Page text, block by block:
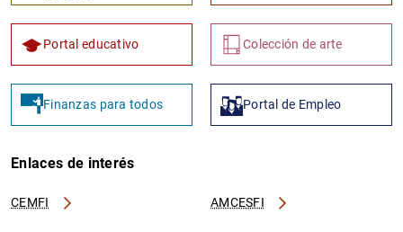
Portal educativo Colección de arte
Finanzas para todos Portal de Empleo
Enlaces de interés
CEMFI AMCESFI